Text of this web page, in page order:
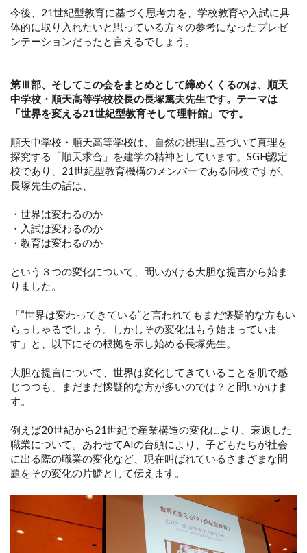
今後、21世紀型教育に基づく思考力を、学校教育や入試に具
体的に取り入れたいと思っている方々の参考になったプレゼ
ンテーションだったと言えるでしょう。
第Ⅲ部、そしてこの会をまとめとして締めくくるのは、順天
中学校・順天高等学校校長の長塚篤夫先生です。テーマは
「世界を変える21世紀型教育そして理軒館」です。
順天中学校・順天高等学校は、自然の摂理に基づいて真理を
探究する「順天求合」を建学の精神としています。SGH認定
校であり、21世紀型教育機構のメンバーである同校ですが、
長塚先生の話は、
・世界は変わるのか
・入試は変わるのか
・教育は変わるのか
という３つの変化について、問いかける大胆な提言から始ま
りました。
「“世界は変わってきている”と言われてもまだ懐疑的な方もい
らっしゃるでしょう。しかしその変化はもう始まっていま
す」と、以下にその根拠を示し始める長塚先生。
大胆な提言について、世界は変化してきていることを肌で感
じつつも、まだまだ懐疑的な方が多いのでは？と問いかけま
す。
例えば20世紀から21世紀で産業構造の変化により、衰退した
職業について。あわせてAIの台頭により、子どもたちが社会
に出る際の職業の変化など、現在叫ばれているさまざまな問
題をその変化の片鱗として伝えます。